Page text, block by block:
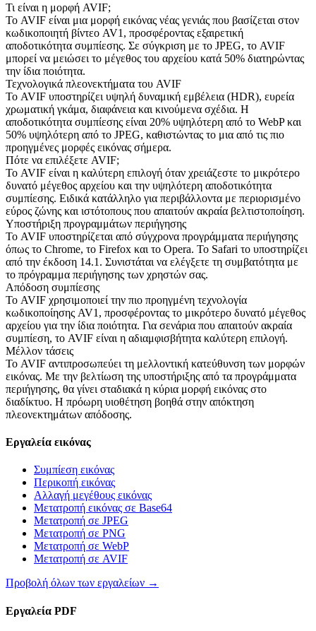
Τι είναι η μορφή AVIF;
Το AVIF είναι μια μορφή εικόνας νέας γενιάς που βασίζεται στον
κωδικοποιητή βίντεο AV1, προσφέροντας εξαιρετική
αποδοτικότητα συμπίεσης. Σε σύγκριση με το JPEG, το AVIF
μπορεί να μειώσει το μέγεθος του αρχείου κατά 50% διατηρώντας
την ίδια ποιότητα.
Τεχνολογικά πλεονεκτήματα του AVIF
Το AVIF υποστηρίζει υψηλή δυναμική εμβέλεια (HDR), ευρεία
χρωματική γκάμα, διαφάνεια και κινούμενα σχέδια. Η
αποδοτικότητα συμπίεσης είναι 20% υψηλότερη από το WebP και
50% υψηλότερη από το JPEG, καθιστώντας το μια από τις πιο
προηγμένες μορφές εικόνας σήμερα.
Πότε να επιλέξετε AVIF;
Το AVIF είναι η καλύτερη επιλογή όταν χρειάζεστε το μικρότερο
δυνατό μέγεθος αρχείου και την υψηλότερη αποδοτικότητα
συμπίεσης. Ειδικά κατάλληλο για περιβάλλοντα με περιορισμένο
εύρος ζώνης και ιστότοπους που απαιτούν ακραία βελτιστοποίηση.
Υποστήριξη προγραμμάτων περιήγησης
Το AVIF υποστηρίζεται από σύγχρονα προγράμματα περιήγησης
όπως το Chrome, το Firefox και το Opera. Το Safari το υποστηρίζει
από την έκδοση 14.1. Συνιστάται να ελέγξετε τη συμβατότητα με
το πρόγραμμα περιήγησης των χρηστών σας.
Απόδοση συμπίεσης
Το AVIF χρησιμοποιεί την πιο προηγμένη τεχνολογία
κωδικοποίησης AV1, προσφέροντας το μικρότερο δυνατό μέγεθος
αρχείου για την ίδια ποιότητα. Για σενάρια που απαιτούν ακραία
συμπίεση, το AVIF είναι η αδιαμφισβήτητα καλύτερη επιλογή.
Μέλλον τάσεις
Το AVIF αντιπροσωπεύει τη μελλοντική κατεύθυνση των μορφών
εικόνας. Με την βελτίωση της υποστήριξης από τα προγράμματα
περιήγησης, θα γίνει σταδιακά η κύρια μορφή εικόνας στο
διαδίκτυο. Η πρόωρη υιοθέτηση βοηθά στην απόκτηση
πλεονεκτημάτων απόδοσης.
Εργαλεία εικόνας
Συμπίεση εικόνας
Περικοπή εικόνας
Αλλαγή μεγέθους εικόνας
Μετατροπή εικόνας σε Base64
Μετατροπή σε JPEG
Μετατροπή σε PNG
Μετατροπή σε WebP
Μετατροπή σε AVIF
Προβολή όλων των εργαλείων →
Εργαλεία PDF